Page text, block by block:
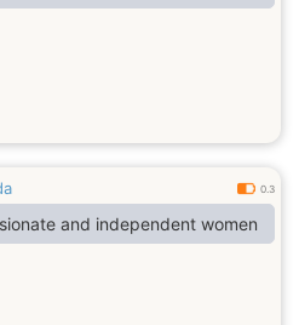
0.3
and independent women